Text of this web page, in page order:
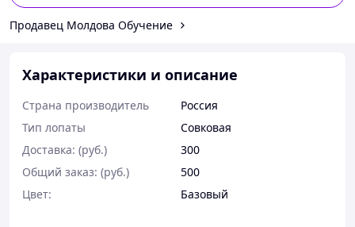
Продавец Молдова Обучение
Характеристики и описание
Страна производитель
Россия
Тип лопаты
Совковая
Доставка: (руб.)
300
Общий заказ: (руб.)
500
Цвет:
Базовый